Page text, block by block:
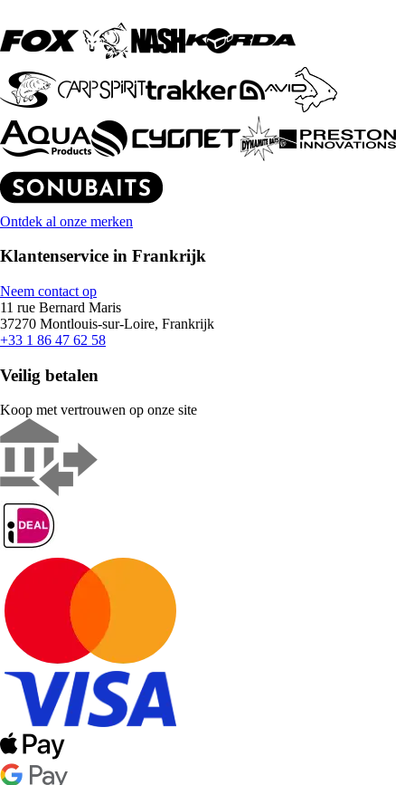
Ontdek al onze merken
Klantenservice in Frankrijk
Neem contact op
11 rue Bernard Maris
37270 Montlouis-sur-Loire, Frankrijk
+33 1 86 47 62 58
Veilig betalen
Koop met vertrouwen op onze site